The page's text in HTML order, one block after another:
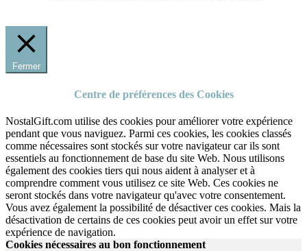
Fermer
Centre de préférences des Cookies
NostalGift.com utilise des cookies pour améliorer votre expérience
pendant que vous naviguez. Parmi ces cookies, les cookies classés
comme nécessaires sont stockés sur votre navigateur car ils sont
essentiels au fonctionnement de base du site Web. Nous utilisons
également des cookies tiers qui nous aident à analyser et à
comprendre comment vous utilisez ce site Web. Ces cookies ne
seront stockés dans votre navigateur qu'avec votre consentement.
Vous avez également la possibilité de désactiver ces cookies. Mais la
désactivation de certains de ces cookies peut avoir un effet sur votre
expérience de navigation.
Cookies nécessaires au bon fonctionnement